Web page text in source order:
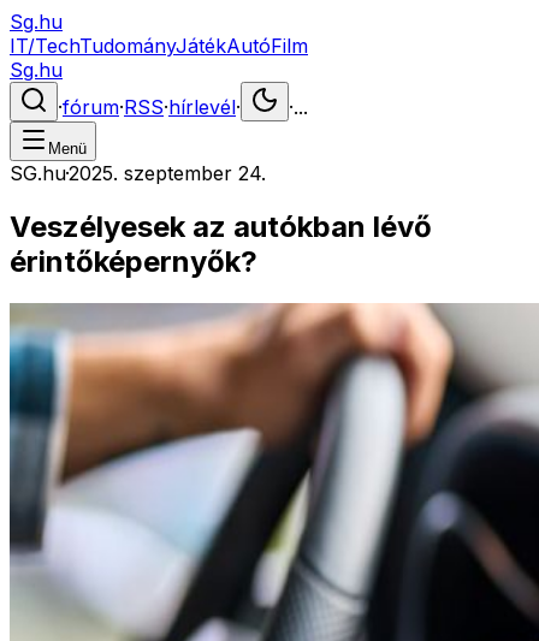
Sg.hu
IT/TechTudományJátékAutóFilm
Sg.hu
·fórum·RSS·hírlevél· ·...
Menü
SG.hu·2025. szeptember 24.
Veszélyesek az autókban lévő
érintőképernyők?